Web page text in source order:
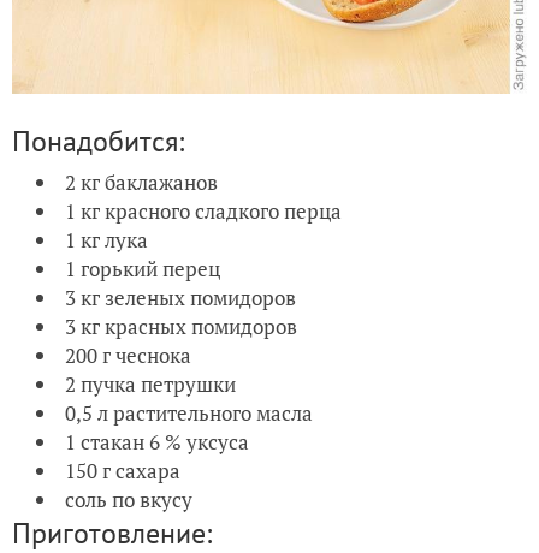
Понадобится:
2 кг баклажанов
1 кг красного сладкого перца
1 кг лука
1 горький перец
3 кг зеленых помидоров
3 кг красных помидоров
200 г чеснока
2 пучка петрушки
0,5 л растительного масла
1 стакан 6 % уксуса
150 г сахара
соль по вкусу
Приготовление: